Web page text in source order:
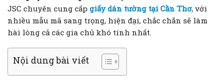
JSC chuyên cung cấp giấy dán tường tại Cần Thơ, với
nhiều mẫu mã sang trọng, hiện đại, chắc chắn sẽ làm
hài lòng cả các gia chủ khó tính nhất.
Nội dung bài viết